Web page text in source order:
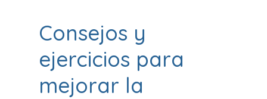
Consejos y
ejercicios para
mejorar la